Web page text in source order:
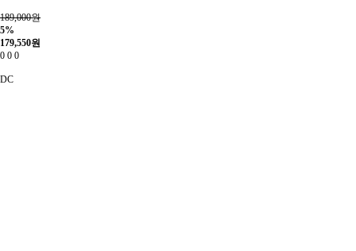
189,000원
5%
179,550원
0 0 0
DC